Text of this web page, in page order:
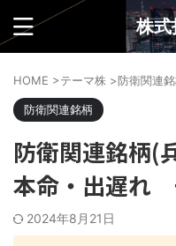
株式
HOME >テーマ株 >防衛関連
防衛関連銘柄
防衛関連銘柄(
本命・出遅
2024年8月21日